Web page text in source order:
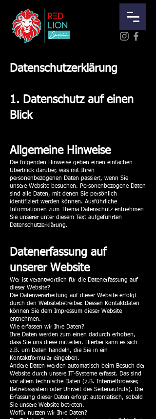
Datenschutzerklärung
1. Datenschutz auf einen
Blick
Allgemeine Hinweise
Die folgenden Hinweise geben einen einfachen
Überblick darüber, was mit Ihren
personenbezogenen Daten passiert, wenn Sie
unsere Website besuchen. Personenbezogene Daten
sind alle Daten, mit denen Sie persönlich
identifiziert werden können. Ausführliche
Informationen zum Thema Datenschutz entnehmen
Sie unserer unter diesem Text aufgeführten
Datenschutzerklärung.
Datenerfassung auf
unserer Website
Wer ist verantwortlich für die Datenerfassung auf
dieser Website?
Die Datenverarbeitung auf dieser Website erfolgt
durch den Websitebetreiber. Dessen Kontaktdaten
können Sie dem Impressum dieser Website
entnehmen.
Wie erfassen wir Ihre Daten?
Ihre Daten werden zum einen dadurch erhoben,
dass Sie uns diese mitteilen. Hierbei kann es sich
z.B. um Daten handeln, die Sie in ein
Kontaktformular eingeben.
Andere Daten werden automatisch beim Besuch der
Website durch unsere IT-Systeme erfasst. Das sind
vor allem technische Daten (z.B. Internetbrowser,
Betriebssystem oder Uhrzeit des Seitenaufrufs). Die
Erfassung dieser Daten erfolgt automatisch, sobald
Sie unsere Website betreten.
Wofür nutzen wir Ihre Daten?